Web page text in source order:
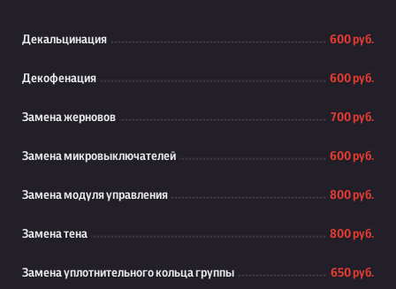
Декальцинация 600 руб.
Декофенация 600 руб.
Замена жерновов 700 руб.
Замена микровыключателей 600 руб.
Замена модуля управления 800 руб.
Замена тена 800 руб.
Замена уплотнительного кольца группы 650 руб.